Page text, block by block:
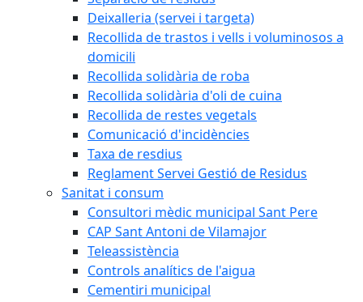
Deixalleria (servei i targeta)
Recollida de trastos i vells i voluminosos a
domicili
Recollida solidària de roba
Recollida solidària d'oli de cuina
Recollida de restes vegetals
Comunicació d'incidències
Taxa de resdius
Reglament Servei Gestió de Residus
Sanitat i consum
Consultori mèdic municipal Sant Pere
CAP Sant Antoni de Vilamajor
Teleassistència
Controls analítics de l'aigua
Cementiri municipal